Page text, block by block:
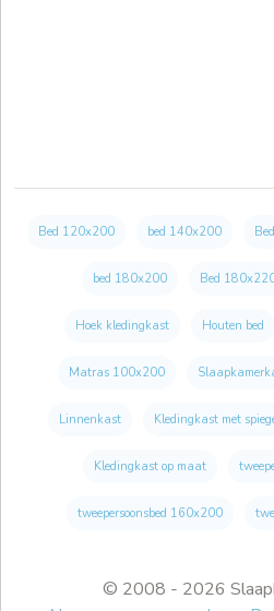
© 2008 - 2026
Bed 120x200 bed 140x200
bed 180x200 Bed
Hoek kledingkast Houten bed
Matras 100x200
Linnenkast Kledingkast met
Kledingkast op maat
tweepersoonsbed 160x200